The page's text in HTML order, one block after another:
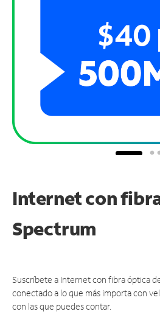
Internet con
Spectrum
Suscríbete a Internet con fibra óptica
conectado a lo que más importa con
con las que puedes contar.